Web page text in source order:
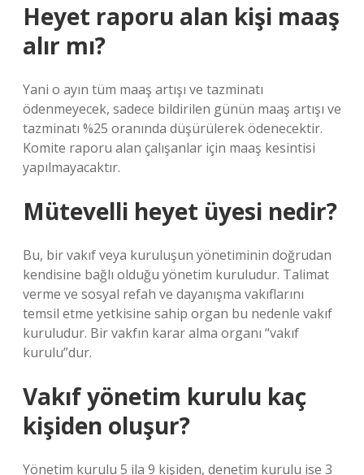
Heyet raporu alan kişi maaş
alır mı?
Yani o ayın tüm maaş artışı ve tazminatı
ödenmeyecek, sadece bildirilen günün maaş artışı ve
tazminatı %25 oranında düşürülerek ödenecektir.
Komite raporu alan çalışanlar için maaş kesintisi
yapılmayacaktır.
Mütevelli heyet üyesi nedir?
Bu, bir vakıf veya kuruluşun yönetiminin doğrudan
kendisine bağlı olduğu yönetim kuruludur. Talimat
verme ve sosyal refah ve dayanışma vakıflarını
temsil etme yetkisine sahip organ bu nedenle vakıf
kuruludur. Bir vakfın karar alma organı “vakıf
kurulu”dur.
Vakıf yönetim kurulu kaç
kişiden oluşur?
Yönetim kurulu 5 ila 9 kişiden, denetim kurulu ise 3